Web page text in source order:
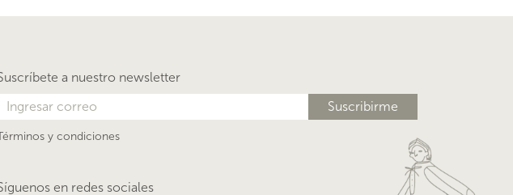
a nuestro newsletter
y condiciones
en redes sociales